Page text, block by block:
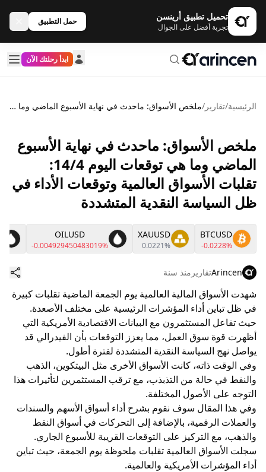
تحميل تطبيق أرينسن
تجربة أفضل على الجوال
حمل التطبيق
ابدأ رحلتك الآن
الرئيسية/تقارير / ملخص الأسواق: ماحدث في نهاية الأسبوع الماضي وما هي توقعات اليوم 14/4: تقلبات الأسواق العالمية وتوقعات الأداء في ظل السياسة النقدية المتشددة
ملخص الأسواق: ماحدث في نهاية الأسبوع
الماضي وما هي توقعات اليوم 14/4:
تقلبات الأسواق العالمية وتوقعات الأداء في
ظل السياسة النقدية المتشددة
BTCUSD
-0.0228%
XAUUSD
0.0221%
OILUSD
-0.004929450483019%
Arincenتقارير منذ سنة
شهدت الأسواق المالية العالمية يوم الجمعة الماضية تقلبات كبيرة
في ظل تباين أداء المؤشرات الرئيسية على مختلف الأصعدة.
حيث تفاعل المستثمرون مع البيانات الاقتصادية الأمريكية التي
أظهرت قوة سوق العمل، مما يعزز التوقعات بأن الفيدرالي قد
يواصل نهج السياسة النقدية المتشددة لفترة أطول.
وفي الوقت ذاته، كانت الأسواق الأخرى مثل البيتكوين، الذهب
والنفط في حالة من التذبذب، مع ترقب المستثمرين لتأثيرات هذا
التوجه على الأصول المختلفة.
وفي هذا المقال سوف نقوم بشرح أداء أسواق الأسهم والسندات
والعملات الرقمية، بالإضافة إلى التحركات في أسواق النفط
والذهب، مع التركيز على التوقعات القريبة للأسبوع الجاري.
سجلت الأسواق العالمية تقلبات ملحوظة يوم الجمعة، حيث تباين
أداء المؤشرات الأمريكية والعالمية.